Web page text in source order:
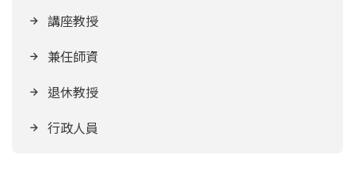
我想捐款
講座教授
兼任師資
退休教授
行政人員